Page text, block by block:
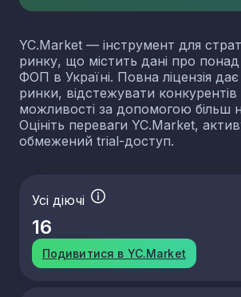
YC.Market — інструмент для
ринку, що містить дані про
ФОП в Україні. Повна ліцензія
ринки, відстежувати конкурентів
можливості за допомогою більш
Оцініть переваги YC.Market,
обмежений trial-доступ.
Усі діючі
16
Подивитися в YC.Market